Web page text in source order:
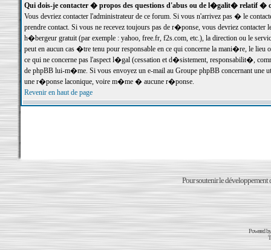
Qui dois-je contacter � propos des questions d'abus ou de l�galit� relatif �
Vous devriez contacter l'administrateur de ce forum. Si vous n'arrivez pas � le
prendre contact. Si vous ne recevez toujours pas de r�ponse, vous devriez
h�bergeur gratuit (par exemple : yahoo, free.fr, f2s.com, etc.), la direction ou le
peut en aucun cas �tre tenu pour responsable en ce qui concerne la mani�re, le
ce qui ne concerne pas l'aspect l�gal (cessation et d�sistement, responsabilit�,
de phpBB lui-m�me. Si vous envoyez un e-mail au Groupe phpBB concernant une
une r�ponse laconique, voire m�me � aucune r�ponse.
Revenir en haut de page
Pour soutenir le développement
Powered